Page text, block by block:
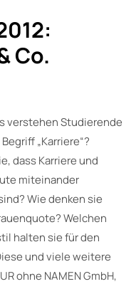
Co.
verstehen Studierende
„Karriere“?
dass Karriere und
miteinander
Wie denken sie
Welchen
halten sie für den
und viele weitere
ohne NAMEN GmbH,